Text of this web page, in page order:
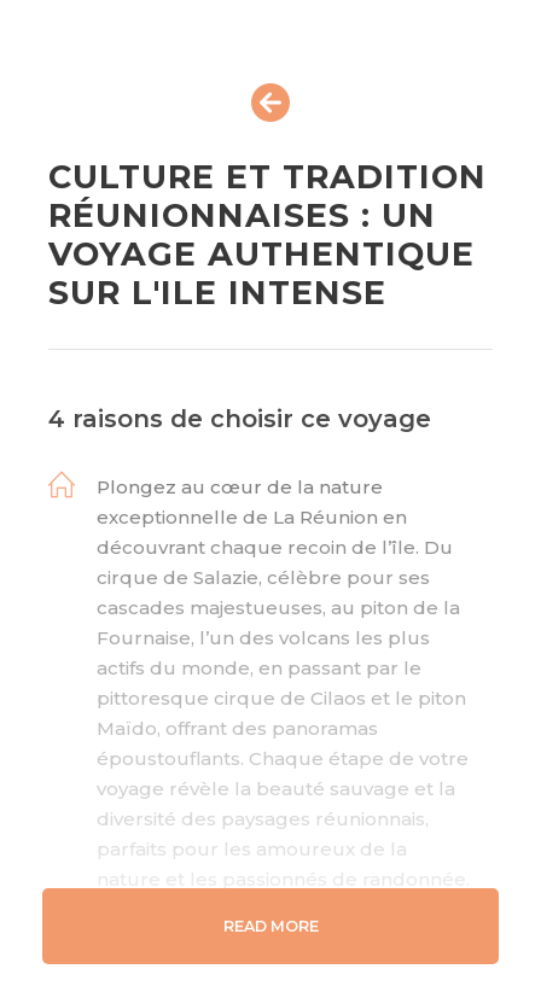
CULTURE ET TRADITION
RÉUNIONNAISES : UN
VOYAGE AUTHENTIQUE
SUR L'ILE INTENSE
4 raisons de choisir ce voyage
Plongez au cœur de la nature
exceptionnelle de La Réunion en
découvrant chaque recoin de l’île. Du
cirque de Salazie, célèbre pour ses
cascades majestueuses, au piton de la
Fournaise, l’un des volcans les plus
actifs du monde, en passant par le
pittoresque cirque de Cilaos et le piton
Maïdo, offrant des panoramas
époustouflants. Chaque étape de votre
voyage révèle la beauté sauvage et la
diversité des paysages réunionnais,
parfaits pour les amoureux de la
nature et les passionnés de randonnée.
Profitez d’un confort optimal grâce à
des hébergements sélectionnés avec
READ MORE